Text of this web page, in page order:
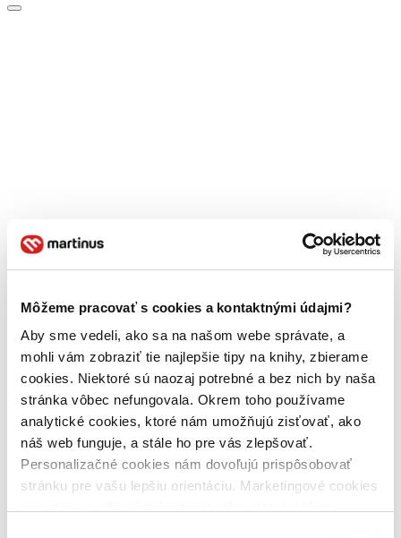
Môžeme pracovať s cookies a kontaktnými údajmi?
Aby sme vedeli, ako sa na našom webe správate, a
mohli vám zobraziť tie najlepšie tipy na knihy, zbierame
cookies. Niektoré sú naozaj potrebné a bez nich by naša
stránka vôbec nefungovala. Okrem toho používame
analytické cookies, ktoré nám umožňujú zisťovať, ako
náš web funguje, a stále ho pre vás zlepšovať.
Personalizačné cookies nám dovoľujú prispôsobovať
stránku pre vašu lepšiu orientáciu. Marketingové cookies